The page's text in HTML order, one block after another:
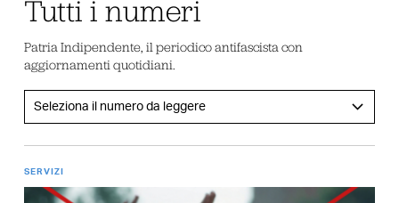
Tutti i numeri
Patria Indipendente, il periodico antifascista con
aggiornamenti quotidiani.
SERVIZI